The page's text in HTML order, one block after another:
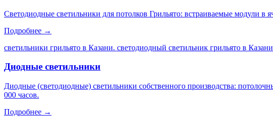
Светодиодные светильники для потолков Грильято: встраиваемые модули
Подробнее →
светильники грильято в Казани. светодиодный светильник грильято в
Диодные светильники
Диодные (светодиодные) светильники собственного производства:
000 часов.
Подробнее →